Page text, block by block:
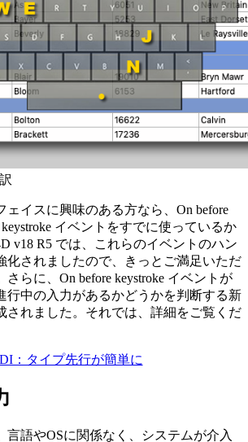
イスに興味のある方なら、 On before
イベントをすでに使っているか
v18 R5 では、これらのイベントのハン
化されましたので、きっとご満足いただ
らに、 On before keystroke イベントが
行中の入力があるかどうかを判断する新
されました。それでは、詳細をご覧くだ
：タイプ先行が簡単に
言語やOSに関係なく、システムが介入